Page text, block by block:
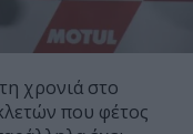
χρονιά στο
που φέτος